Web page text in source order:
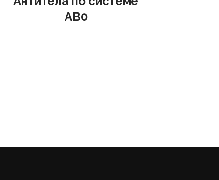
AB0